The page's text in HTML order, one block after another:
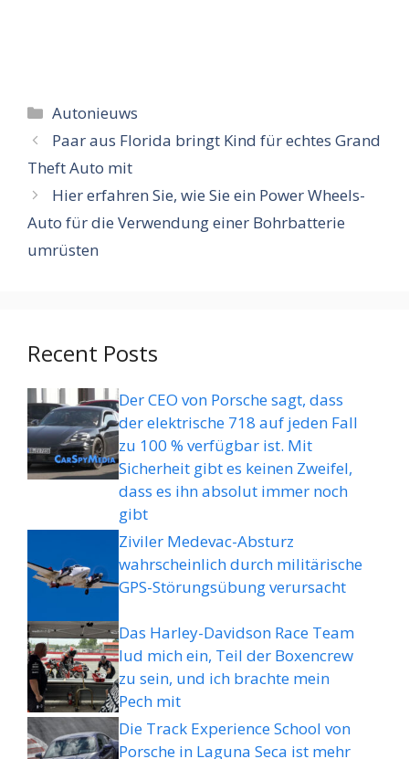
Categorieën
Autonieuws
Paar aus Florida bringt Kind für echtes Grand
Theft Auto mit
Hier erfahren Sie, wie Sie ein Power Wheels-
Auto für die Verwendung einer Bohrbatterie
umrüsten
Recent Posts
Der CEO von Porsche sagt, dass
der elektrische 718 auf jeden Fall
zu 100 % verfügbar ist. Mit
Sicherheit gibt es keinen Zweifel,
dass es ihn absolut immer noch
gibt
Ziviler Medevac-Absturz
wahrscheinlich durch militärische
GPS-Störungsübung verursacht
Das Harley-Davidson Race Team
lud mich ein, Teil der Boxencrew
zu sein, und ich brachte mein
Pech mit
Die Track Experience School von
Porsche in Laguna Seca ist mehr